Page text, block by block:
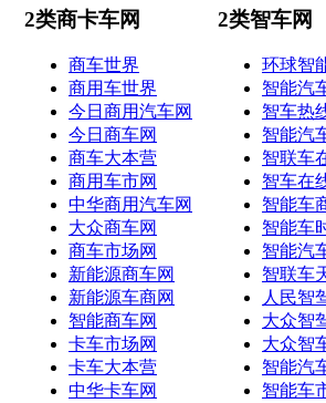
2类商卡车网
商车世界
商用车世界
今日商用汽车网
今日商车网
商车大本营
商用车市网
中华商用汽车网
大众商车网
商车市场网
新能源商车网
新能源车商网
智能商车网
卡车市场网
卡车大本营
中华卡车网
2类智车网
环球智
智能汽
智车热
智能汽
智联车
智车在
智能车
智能车
智能汽
智联车
人民智
大众智
大众智
智能汽
智能车